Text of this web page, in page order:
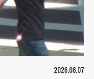
2026.08.07